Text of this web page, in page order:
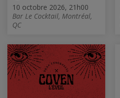
10 octobre 2026, 21h00
Bar Le Cocktail, Montréal,
QC